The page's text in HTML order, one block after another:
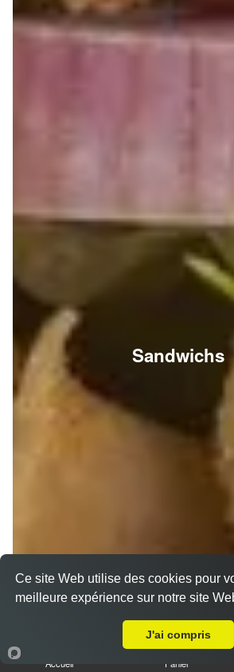
Sandwichs
Accueil Panier
Ce site Web utilise des cookies pour
meilleure expérience sur notre site
J'ai compris